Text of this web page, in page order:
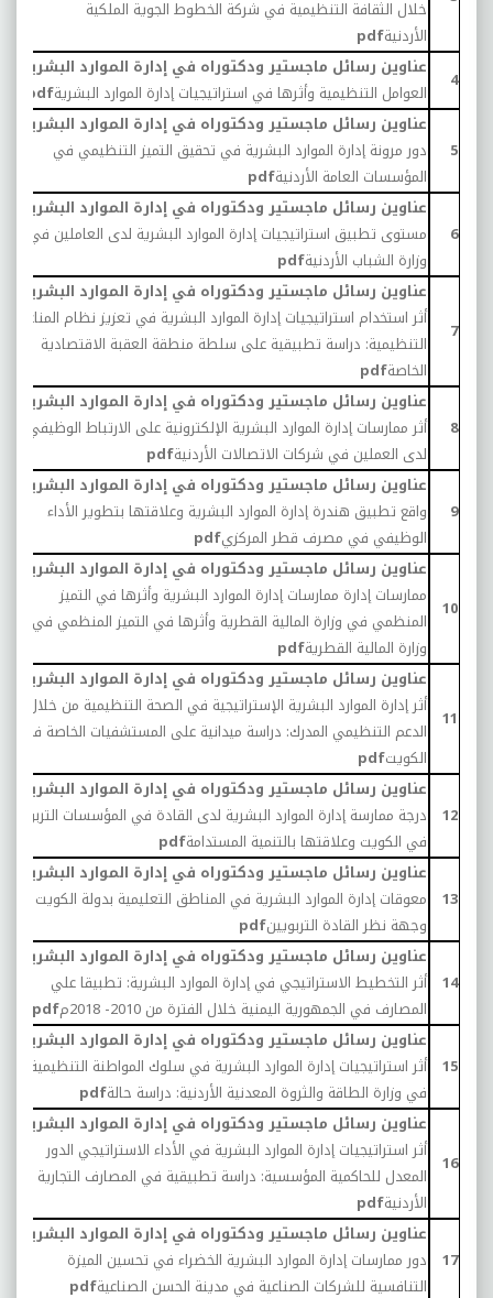
خلال الثقافة التنظيمية في شركة الخطوط الجوية الملكية
الأردنيةpdf
4
عناوين رسائل ماجستير ودكتوراه في إدارة الموارد البشرية:
العوامل التنظيمية وأثرها في استراتيجيات إدارة الموارد البشريةpdf
5
عناوين رسائل ماجستير ودكتوراه في إدارة الموارد البشرية:
دور مرونة إدارة الموارد البشرية في تحقيق التميز التنظيمي في
المؤسسات العامة الأردنيةpdf
6
عناوين رسائل ماجستير ودكتوراه في إدارة الموارد البشرية:
مستوى تطبيق استراتيجيات إدارة الموارد البشرية لدى العاملين في
وزارة الشباب الأردنيةpdf
7
عناوين رسائل ماجستير ودكتوراه في إدارة الموارد البشرية:
أثر استخدام استراتيجيات إدارة الموارد البشرية في تعزيز نظام المناعة
التنظيمية: دراسة تطبيقية على سلطة منطقة العقبة الاقتصادية
الخاصةpdf
8
عناوين رسائل ماجستير ودكتوراه في إدارة الموارد البشرية:
أثر ممارسات إدارة الموارد البشرية الإلكترونية على الارتباط الوظيفي
لدى العملين في شركات الاتصالات الأردنيةpdf
9
عناوين رسائل ماجستير ودكتوراه في إدارة الموارد البشرية:
واقع تطبيق هندرة إدارة الموارد البشرية وعلاقتها بتطوير الأداء
الوظيفي في مصرف قطر المركزيpdf
10
عناوين رسائل ماجستير ودكتوراه في إدارة الموارد البشرية:
ممارسات إدارة ممارسات إدارة الموارد البشرية وأثرها في التميز
المنظمي في وزارة المالية القطرية وأثرها في التميز المنظمي في
وزارة المالية القطريةpdf
11
عناوين رسائل ماجستير ودكتوراه في إدارة الموارد البشرية:
أثر إدارة الموارد البشرية الإستراتيجية في الصحة التنظيمية من خلال
الدعم التنظيمي المدرك: دراسة ميدانية على المستشفيات الخاصة في
الكويتpdf
12
عناوين رسائل ماجستير ودكتوراه في إدارة الموارد البشرية:
درجة ممارسة إدارة الموارد البشرية لدى القادة في المؤسسات التربوية
في الكويت وعلاقتها بالتنمية المستدامةpdf
13
عناوين رسائل ماجستير ودكتوراه في إدارة الموارد البشرية:
معوقات إدارة الموارد البشرية في المناطق التعليمية بدولة الكويت من
وجهة نظر القادة التربويينpdf
14
عناوين رسائل ماجستير ودكتوراه في إدارة الموارد البشرية:
أثر التخطيط الاستراتيجي في إدارة الموارد البشرية: تطبيقا علي
المصارف في الجمهورية اليمنية خلال الفترة من 2010- 2018م
pdf
15
عناوين رسائل ماجستير ودكتوراه في إدارة الموارد البشرية:
أثر استراتيجيات إدارة الموارد البشرية في سلوك المواطنة التنظيمية
في وزارة الطاقة والثروة المعدنية الأردنية: دراسة حالةpdf
16
عناوين رسائل ماجستير ودكتوراه في إدارة الموارد البشرية:
أثر استراتيجيات إدارة الموارد البشرية في الأداء الاستراتيجي الدور
المعدل للحاكمية المؤسسية: دراسة تطبيقية في المصارف التجارية
الأردنيةpdf
17
عناوين رسائل ماجستير ودكتوراه في إدارة الموارد البشرية:
دور ممارسات إدارة الموارد البشرية الخضراء في تحسين الميزة
التنافسية للشركات الصناعية في مدينة الحسن الصناعيةpdf